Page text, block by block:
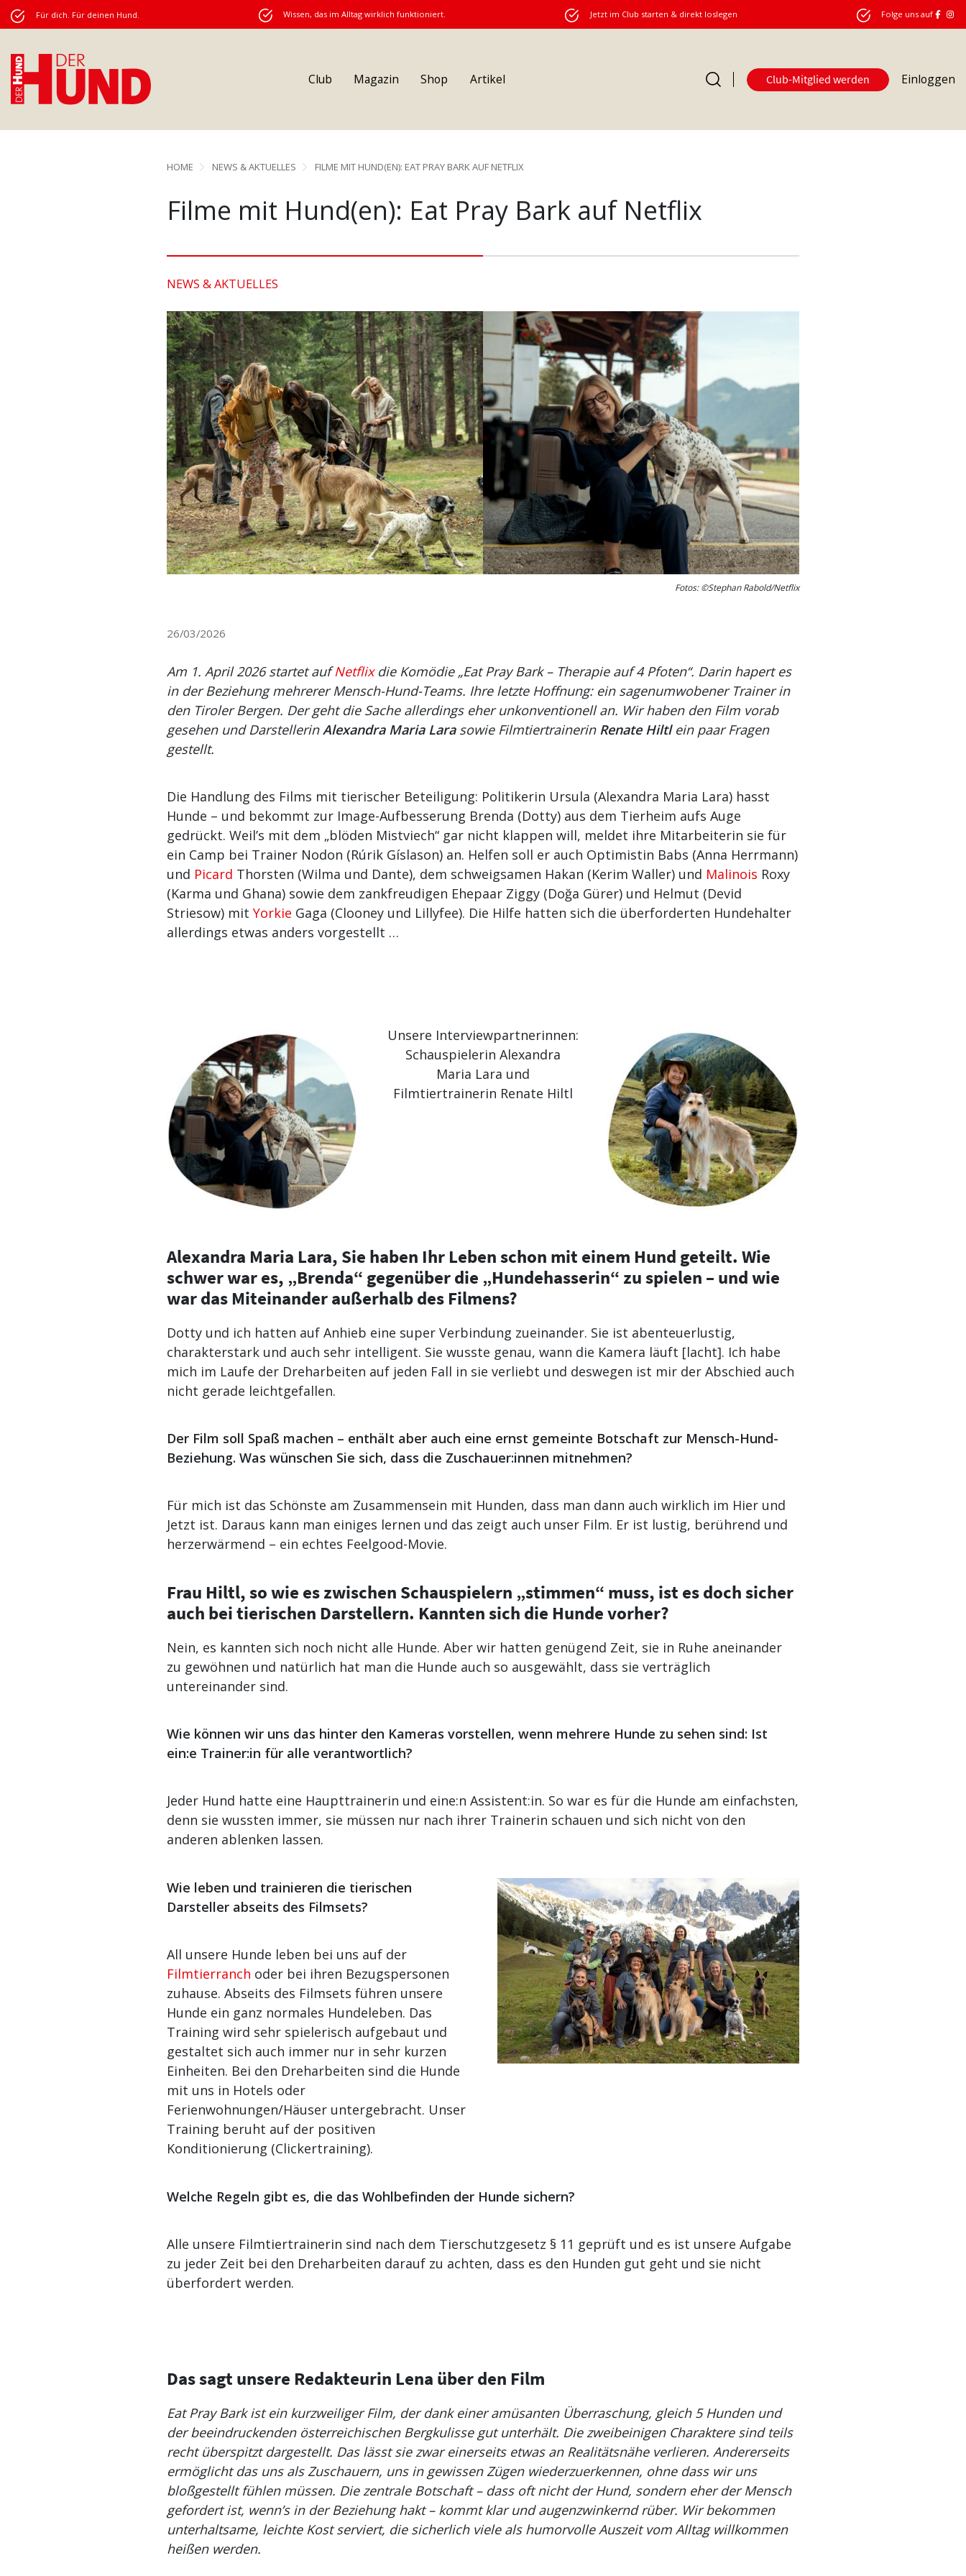
Für dich. Für deinen Hund. Wissen, das im Alltag wirklich funktioniert. Jetzt im Club starten & direkt loslegen Folge uns auf
Club Magazin Shop Artikel Club-Mitglied werden Einloggen
HOME NEWS & AKTUELLES FILME MIT HUND(EN): EAT PRAY BARK AUF NETFLIX
Filme mit Hund(en): Eat Pray Bark auf Netflix
NEWS & AKTUELLES
Fotos: ©Stephan Rabold/Netflix
26/03/2026
Am 1. April 2026 startet aufNetflixdie Komödie „Eat Pray Bark – Therapie auf 4 Pfoten“. Darin hapert es
in der Beziehung mehrerer Mensch-Hund-Teams. Ihre letzte Hoffnung: ein sagenumwobener Trainer in
den Tiroler Bergen. Der geht die Sache allerdings eher unkonventionell an. Wir haben den Film vorab
gesehen und DarstellerinAlexandra Maria Lara sowie Filmtiertrainerin Renate Hiltl ein paar Fragen
gestellt.
Die Handlung des Films mit tierischer Beteiligung: Politikerin Ursula (Alexandra Maria Lara) hasst
Hunde – und bekommt zur Image-Aufbesserung Brenda (Dotty) aus dem Tierheim aufs Auge
gedrückt. Weil’s mit dem „blöden Mistviech“ gar nicht klappen will, meldet ihre Mitarbeiterin sie für
ein Camp bei Trainer Nodon (Rúrik Gíslason) an. Helfen soll er auch Optimistin Babs (Anna Herrmann)
und Picard Thorsten (Wilma und Dante), dem schweigsamen Hakan (Kerim Waller) und Malinois Roxy
(Karma und Ghana) sowie dem zankfreudigen Ehepaar Ziggy (Doğa Gürer) und Helmut (Devid
Striesow) mit Yorkie Gaga (Clooney und Lillyfee). Die Hilfe hatten sich die überforderten Hundehalter
allerdings etwas anders vorgestellt …
Unsere Interviewpartnerinnen:
Schauspielerin Alexandra
Maria Lara und
Filmtiertrainerin Renate Hiltl
Alexandra Maria Lara, Sie haben Ihr Leben schon mit einem Hund geteilt. Wie
schwer war es, „Brenda“ gegenüber die „Hundehasserin“ zu spielen – und wie
war das Miteinander außerhalb des Filmens?
Dotty und ich hatten auf Anhieb eine super Verbindung zueinander. Sie ist abenteuerlustig,
charakterstark und auch sehr intelligent. Sie wusste genau, wann die Kamera läuft [lacht]. Ich habe
mich im Laufe der Dreharbeiten auf jeden Fall in sie verliebt und deswegen ist mir der Abschied auch
nicht gerade leichtgefallen.
Der Film soll Spaß machen – enthält aber auch eine ernst gemeinte Botschaft zur Mensch-Hund-
Beziehung. Was wünschen Sie sich, dass die Zuschauer:innen mitnehmen?
Für mich ist das Schönste am Zusammensein mit Hunden, dass man dann auch wirklich im Hier und
Jetzt ist. Daraus kann man einiges lernen und das zeigt auch unser Film. Er ist lustig, berührend und
herzerwärmend – ein echtes Feelgood-Movie.
Frau Hiltl, so wie es zwischen Schauspielern „stimmen“ muss, ist es doch sicher
auch bei tierischen Darstellern. Kannten sich die Hunde vorher?
Nein, es kannten sich noch nicht alle Hunde. Aber wir hatten genügend Zeit, sie in Ruhe aneinander
zu gewöhnen und natürlich hat man die Hunde auch so ausgewählt, dass sie verträglich
untereinander sind.
Wie können wir uns das hinter den Kameras vorstellen, wenn mehrere Hunde zu sehen sind: Ist
ein:e Trainer:in für alle verantwortlich?
Jeder Hund hatte eine Haupttrainerin und eine:n Assistent:in. So war es für die Hunde am einfachsten,
denn sie wussten immer, sie müssen nur nach ihrer Trainerin schauen und sich nicht von den
anderen ablenken lassen.
Wie leben und trainieren die tierischen
Darsteller abseits des Filmsets?
All unsere Hunde leben bei uns auf der
Filmtierranch oder bei ihren Bezugspersonen
zuhause. Abseits des Filmsets führen unsere
Hunde ein ganz normales Hundeleben. Das
Training wird sehr spielerisch aufgebaut und
gestaltet sich auch immer nur in sehr kurzen
Einheiten. Bei den Dreharbeiten sind die Hunde
mit uns in Hotels oder
Ferienwohnungen/Häuser untergebracht. Unser
Training beruht auf der positiven
Konditionierung (Clickertraining).
Welche Regeln gibt es, die das Wohlbefinden der Hunde sichern?
Alle unsere Filmtiertrainerin sind nach dem Tierschutzgesetz § 11 geprüft und es ist unsere Aufgabe
zu jeder Zeit bei den Dreharbeiten darauf zu achten, dass es den Hunden gut geht und sie nicht
überfordert werden.
Das sagt unsere Redakteurin Lena über den Film
Eat Pray Bark ist ein kurzweiliger Film, der dank einer amüsanten Überraschung, gleich 5 Hunden und
der beeindruckenden österreichischen Bergkulisse gut unterhält. Die zweibeinigen Charaktere sind teils
recht überspitzt dargestellt. Das lässt sie zwar einerseits etwas an Realitätsnähe verlieren. Andererseits
ermöglicht das uns als Zuschauern, uns in gewissen Zügen wiederzuerkennen, ohne dass wir uns
bloßgestellt fühlen müssen. Die zentrale Botschaft – dass oft nicht der Hund, sondern eher der Mensch
gefordert ist, wenn’s in der Beziehung hakt – kommt klar und augenzwinkernd rüber. Wir bekommen
unterhaltsame, leichte Kost serviert, die sicherlich viele als humorvolle Auszeit vom Alltag willkommen
heißen werden.